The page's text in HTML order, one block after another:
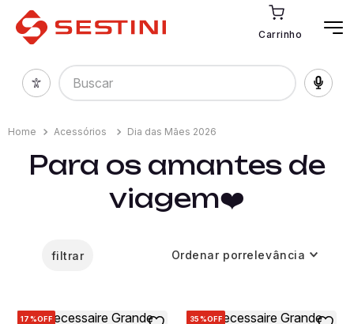
Carrinho
Buscar
Acessórios Dia das Mães 2026
Para os amantes de
viagem❤️
filtrar Ordenar porrelevância
17%OFF 35%OFF